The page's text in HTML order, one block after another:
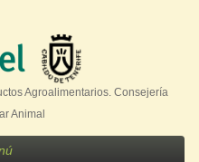
Agroalimentarios. Consejería
Animal